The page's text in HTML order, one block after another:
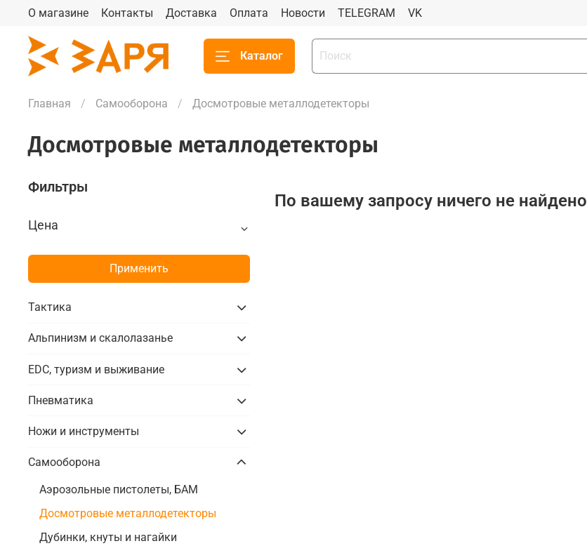
О магазине Контакты Доставка Оплата Новости TELEGRAM VK
Каталог
Главная Самооборона Досмотровые металлодетекторы
Досмотровые металлодетекторы
По вашему запросу ничего не найдено
Фильтры
Цена
Применить
Тактика
Альпинизм и скалолазанье
EDC, туризм и выживание
Пневматика
Ножи и инструменты
Самооборона
Аэрозольные пистолеты, БАМ
Досмотровые металлодетекторы
Дубинки, кнуты и нагайки